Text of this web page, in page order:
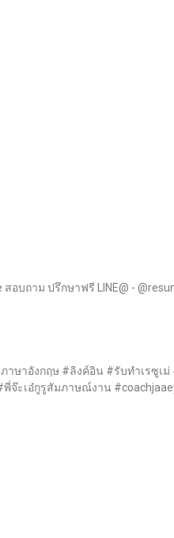
อบถาม ปรึกษาฟรี LINE@ -
ภาษาอังกฤษ #ลิงค์อิน #รับทำเร
จ๊ะเอ๋กูรูสัมภาษณ์งาน